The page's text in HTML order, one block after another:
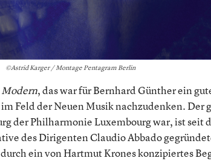
©Astrid Karger / Montage Pentagram Berlin
Modern, das war für Bernhard Günther ein
Feld der Neuen Musik nachzudenken. Der
der Philharmonie Luxembourg war, ist seit
des Dirigenten Claudio Abbado
ein von Hartmut Krones konzipiertes